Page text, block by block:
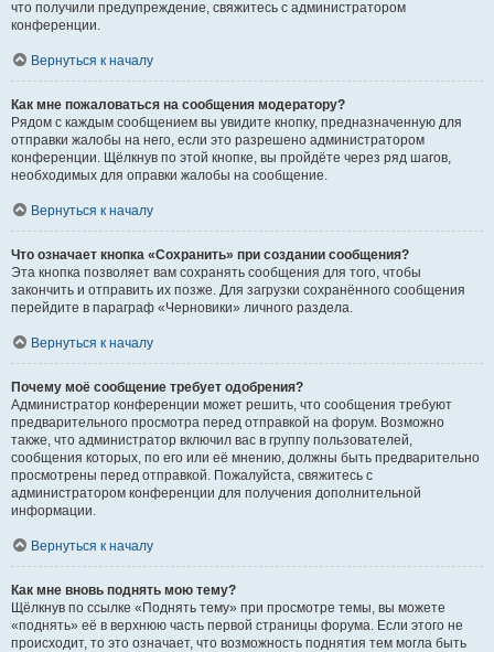
что получили предупреждение, свяжитесь с администратором
конференции.
Вернуться к началу
Как мне пожаловаться на сообщения модератору?
Рядом с каждым сообщением вы увидите кнопку, предназначенную для
отправки жалобы на него, если это разрешено администратором
конференции. Щёлкнув по этой кнопке, вы пройдёте через ряд шагов,
необходимых для оправки жалобы на сообщение.
Вернуться к началу
Что означает кнопка «Сохранить» при создании сообщения?
Эта кнопка позволяет вам сохранять сообщения для того, чтобы
закончить и отправить их позже. Для загрузки сохранённого сообщения
перейдите в параграф «Черновики» личного раздела.
Вернуться к началу
Почему моё сообщение требует одобрения?
Администратор конференции может решить, что сообщения требуют
предварительного просмотра перед отправкой на форум. Возможно
также, что администратор включил вас в группу пользователей,
сообщения которых, по его или её мнению, должны быть предварительно
просмотрены перед отправкой. Пожалуйста, свяжитесь с
администратором конференции для получения дополнительной
информации.
Вернуться к началу
Как мне вновь поднять мою тему?
Щёлкнув по ссылке «Поднять тему» при просмотре темы, вы можете
«поднять» её в верхнюю часть первой страницы форума. Если этого не
происходит, то это означает, что возможность поднятия тем могла быть